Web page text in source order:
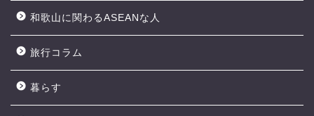
和歌山に関わるASEANな人
旅行コラム
暮らす